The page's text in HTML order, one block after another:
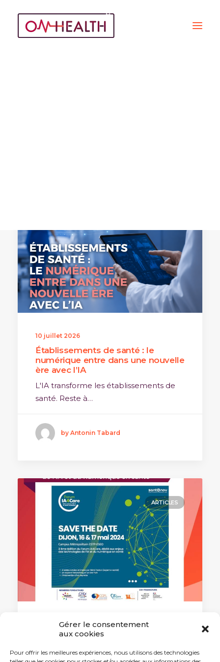
Gérer le consentement
aux cookies
Pour offrir les meilleures expériences, nous utilisons des technologies
10 juillet 2026
Établissements de santé : le
numérique entre dans une nouvelle
ère avec l’IA
L'IA transforme les établissements de
santé. Reste à…
by Antonin Tabard
ARTICLES
20 mars 2024
IA4Care, un forum dédié aux
enjeux de l’IA et du numérique en
santé